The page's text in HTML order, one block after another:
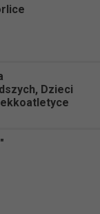
Dzieci